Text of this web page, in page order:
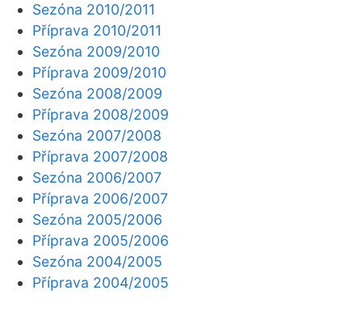
Sezóna 2010/2011
Příprava 2010/2011
Sezóna 2009/2010
Příprava 2009/2010
Sezóna 2008/2009
Příprava 2008/2009
Sezóna 2007/2008
Příprava 2007/2008
Sezóna 2006/2007
Příprava 2006/2007
Sezóna 2005/2006
Příprava 2005/2006
Sezóna 2004/2005
Příprava 2004/2005